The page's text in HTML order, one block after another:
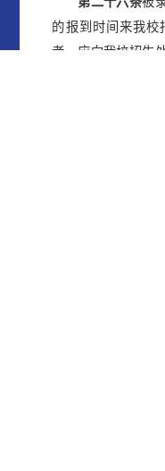
的报到时间来我校
者，应向我校招生